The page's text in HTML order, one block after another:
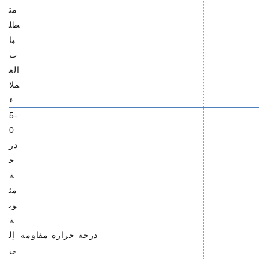
مت
طل
با
ت
الع
ملا
ء
درجة حرارة مقاومة
-5
0
در
ج
ة
مئ
وي
ة
إل
ى